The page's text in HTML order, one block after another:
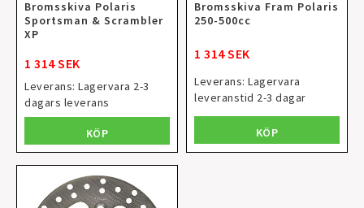
Bromsskiva Polaris
Sportsman & Scrambler
XP
1 314 SEK
Leverans: Lagervara 2-3
dagars leverans
KÖP
Bromsskiva Fram Polaris
250-500cc
1 314 SEK
Leverans: Lagervara
leveranstid 2-3 dagar
KÖP